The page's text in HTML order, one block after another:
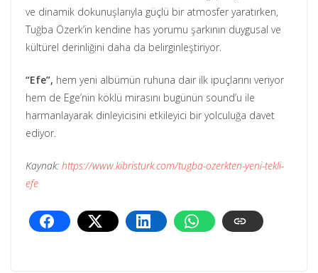
ve dinamik dokunuşlarıyla güçlü bir atmosfer yaratırken,
Tuğba Özerk’in kendine has yorumu şarkının duygusal ve
kültürel derinliğini daha da belirginleştiriyor.
“Efe”, hem yeni albümün ruhuna dair ilk ipuçlarını veriyor
hem de Ege’nin köklü mirasını bugünün sound’u ile
harmanlayarak dinleyicisini etkileyici bir yolculuğa davet
ediyor.
Kaynak: https://www.kibristurk.com/tugba-ozerkten-yeni-tekli-
efe